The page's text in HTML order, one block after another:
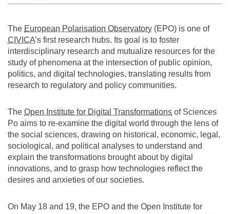
The European Polarisation Observatory (EPO) is one of
CIVICA’s first research hubs. Its goal is to foster
interdisciplinary research and mutualize resources for the
study of phenomena at the intersection of public opinion,
politics, and digital technologies, translating results from
research to regulatory and policy communities.
The Open Institute for Digital Transformations of Sciences
Po aims to re-examine the digital world through the lens of
the social sciences, drawing on historical, economic, legal,
sociological, and political analyses to understand and
explain the transformations brought about by digital
innovations, and to grasp how technologies reflect the
desires and anxieties of our societies.
On May 18 and 19, the EPO and the Open Institute for